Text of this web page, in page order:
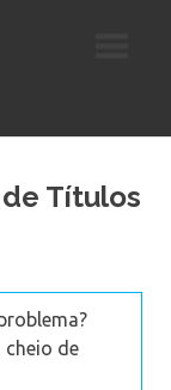
Títulos
cheio de